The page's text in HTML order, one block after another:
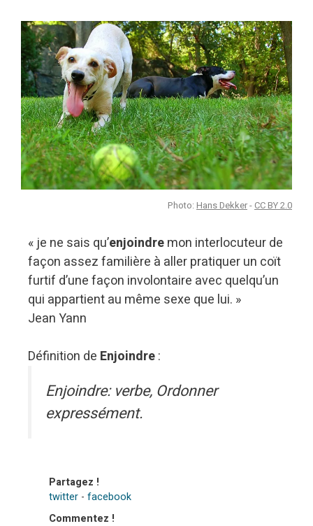
Photo: Hans Dekker- CC BY 2.0
« je ne sais qu’enjoindremon interlocuteur de
façon assez familière à aller pratiquer un coït
furtif d’une façon involontaire avec quelqu’un
qui appartient au même sexe que lui. »
Jean Yann
Définition de Enjoindre:
Enjoindre: verbe, Ordonner
expressément.
Partagez !
twitter - facebook
Commentez !